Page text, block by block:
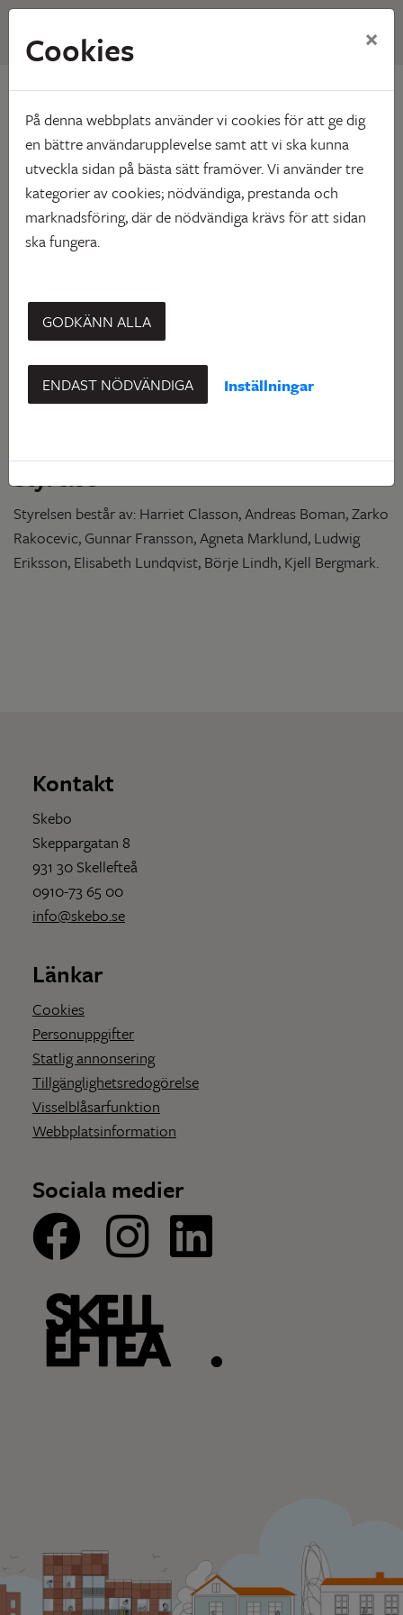
Hem Om Skebo Organisation
Organisation
Skebo är helägt av Skellefteå kommun och har en politiskt
företagsövergripande ärenden har Skebos företagsledning.
Ledning
Ledningsgruppen består av: Helena Markgren, Cathrine
Gustafsson, Petter Westerlund, Anna Ersson, Staffan
Styrelse
Styrelsen består av: Harriet Classon, Andreas Boman, Zarko
Rakocevic, Gunnar Fransson, Agneta Marklund, Ludwig
Eriksson, Elisabeth Lundqvist, Börje Lindh, Kjell Bergmark.
Kontakt
Skebo
Skeppargatan 8
931 30 Skellefteå
0910-73 65 00
info@skebo.se
Länkar
Cookies
Personuppgifter
Statlig annonsering
Tillgänglighetsredogörelse
Visselblåsarfunktion
Webbplatsinformation
Sociala medier
Cookies ×
På denna webbplats använder vi cookies för att ge dig
en bättre användarupplevelse samt att vi ska kunna
utveckla sidan på bästa sätt framöver. Vi använder tre
kategorier av cookies; nödvändiga, prestanda och
marknadsföring, där de nödvändiga krävs för att sidan
ska fungera.
GODKÄNN ALLA
ENDAST NÖDVÄNDIGA Inställningar